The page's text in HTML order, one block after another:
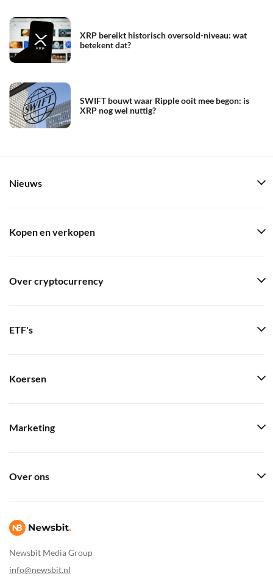
XRP bereikt historisch oversold-niveau: wat
betekent dat?
SWIFT bouwt waar Ripple ooit mee begon: is
XRP nog wel nuttig?
Newsbit Media Group
info@newsbit.nl
Nieuws
Kopen en verkopen
Over cryptocurrency
ETF's
Koersen
Marketing
Over ons